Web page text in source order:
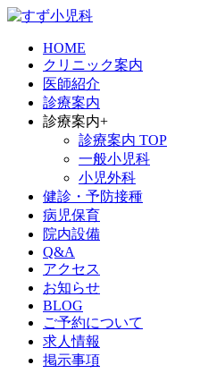
HOME
クリニック案内
医師紹介
診療案内
診療案内+
診療案内 TOP
一般小児科
小児外科
健診・予防接種
病児保育
院内設備
Q&A
アクセス
お知らせ
BLOG
ご予約について
求人情報
掲示事項